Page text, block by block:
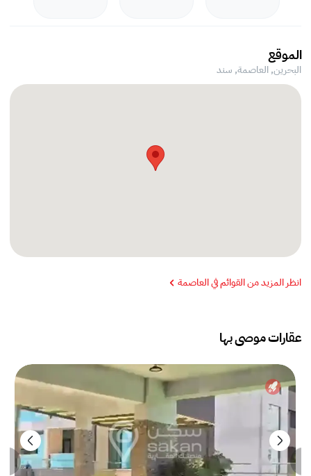
الموقع
البحرين, العاصمة, سند
انظر المزيد من القوائم في العاصمة
عقارات موصى بها